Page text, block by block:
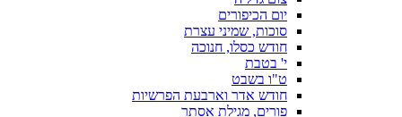
יום הכיפורים
סוכות, שמיני עצרת
חודש כסלו, חנוכה
י' בטבת
ט"ו בשבט
חודש אדר וארבעת הפרשיות
פורים, מגילת אסתר